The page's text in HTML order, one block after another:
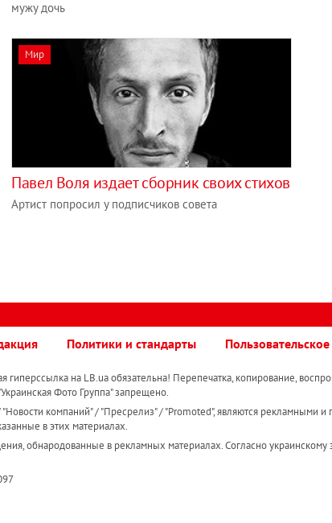
мужу дочь
Мир
Павел Воля издает сборник своих стихов
Артист попросил у подписчиков совета
Политики и стандарты
на LB.ua обязательна! Перепечатка, копирование,
Фото Группа" запрещено.
компаний" / "Пресрелиз" / "Promoted", являются рекламными и
в этих материалах.
обнародованные в рекламных материалах. Согласно украинскому